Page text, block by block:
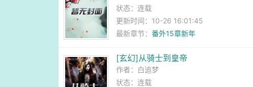
状态：连载
更新时间：10-26 16:01:45
最新章节：番外15章新年
[玄幻]从骑士到皇帝
作者： 白追梦
状态：连载